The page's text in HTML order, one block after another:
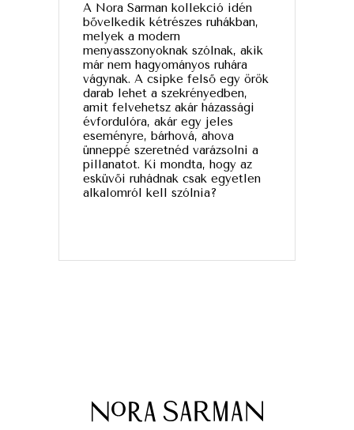
A Nora Sarman kollekció idén
bővelkedik kétrészes ruhákban,
melyek a modern
menyasszonyoknak szólnak, akik
már nem hagyományos ruhára
vágynak. A csipke felső egy örök
darab lehet a szekrényedben,
amit felvehetsz akár házassági
évfordulóra, akár egy jeles
eseményre, bárhová, ahova
ünneppé szeretnéd varázsolni a
pillanatot. Ki mondta, hogy az
esküvői ruhádnak csak egyetlen
alkalomról kell szólnia?